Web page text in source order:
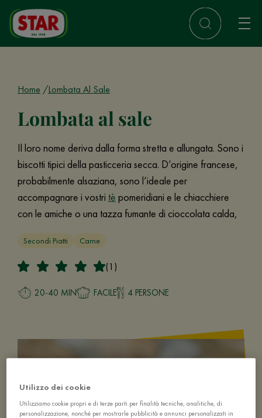
Home Lombata Al Sale
Lombata al sale
Il loro nome deriva dalla forma stretta e allungata. Sono i
biscotti tipici della pasticceria secca. D’origine francese,
probabilmente alsaziana, sono l’ideale per
accompagnare i vostri tè pomeridiani e le chiacchiere
con le amiche o una tazza fumante di cioccolata calda,
Secondi Piatti Carne
(1)
20-40 MIN FACILE 4 PERSONE
Utilizzo dei cookie
Utilizziamo cookie propri e di terze parti per finalità tecniche, analitiche, di
personalizzazione, nonché per mostrarle pubblicità e annunci personalizzati in